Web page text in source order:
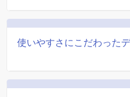
使いやすさにこだわった